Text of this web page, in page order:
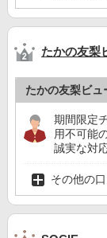
たかの友梨
たかの友梨ビュ
期間限定
用不可能
誠実な対
その他の